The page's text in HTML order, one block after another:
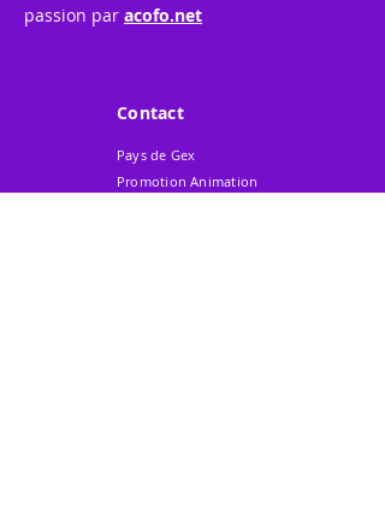
passion par acofo.net
Contact
Pays de Gex
Promotion Animation